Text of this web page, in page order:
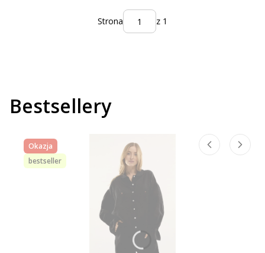
Strona z 1
Bestsellery
Okazja
bestseller